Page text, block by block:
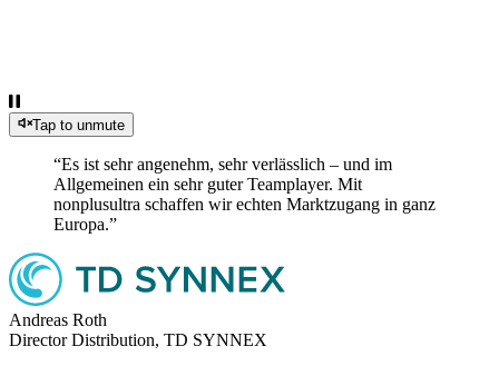
Tap to unmute
“Es ist sehr angenehm, sehr verlässlich – und im
Allgemeinen ein sehr guter Teamplayer. Mit
nonplusultra schaffen wir echten Marktzugang in ganz
Europa.”
Andreas Roth
Director Distribution, TD SYNNEX